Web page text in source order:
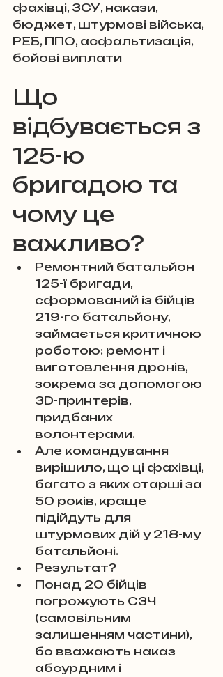
фахівці, ЗСУ, накази,
бюджет, штурмові війська,
РЕБ, ППО, асфальтизація,
бойові виплати
Що
відбувається з
125-ю
бригадою та
чому це
важливо?
Ремонтний батальйон
125-ї бригади,
сформований із бійців
219-го батальйону,
займається критичною
роботою: ремонт і
виготовлення дронів,
зокрема за допомогою
3D-принтерів,
придбаних
волонтерами.
Але командування
вирішило, що ці фахівці,
багато з яких старші за
50 років, краще
підійдуть для
штурмових дій у 218-му
батальйоні.
Результат?
Понад 20 бійців
погрожують СЗЧ
(самовільним
залишенням частини),
бо вважають наказ
абсурдним і